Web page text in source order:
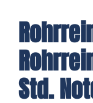
Std.